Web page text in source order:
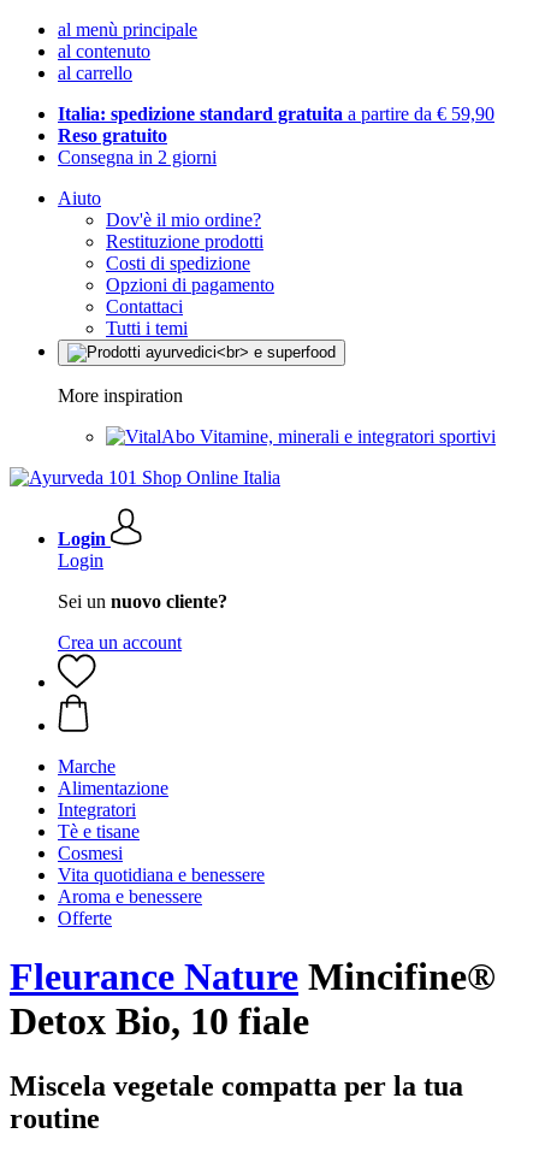
al menù principale
al contenuto
al carrello
Italia: spedizione standard gratuita a partire da € 59,90
Reso gratuito
Consegna in 2 giorni
Aiuto
Dov'è il mio ordine?
Restituzione prodotti
Costi di spedizione
Opzioni di pagamento
Contattaci
Tutti i temi
More inspiration
Vitamine, minerali e integratori sportivi
Login
Login
Sei un nuovo cliente?
Crea un account
Marche
Alimentazione
Integratori
Tè e tisane
Cosmesi
Vita quotidiana e benessere
Aroma e benessere
Offerte
Fleurance Nature Mincifine®
Detox Bio, 10 fiale
Miscela vegetale compatta per la tua
routine